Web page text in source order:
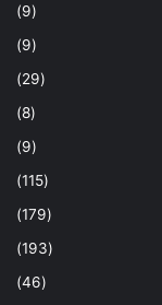
(9)
(9)
(29)
(8)
(9)
(115)
(179)
(193)
(46)